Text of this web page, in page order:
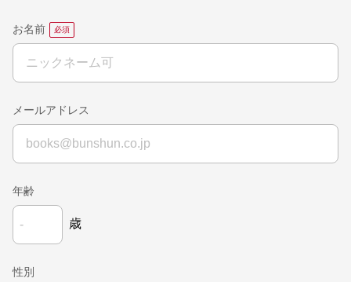
お名前
メールアドレス
年齢
歳
性別